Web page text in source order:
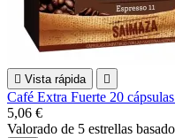
 Vista rápida 
Café Extra Fuerte 20
5,06 €
Valorado de 5 estrellas